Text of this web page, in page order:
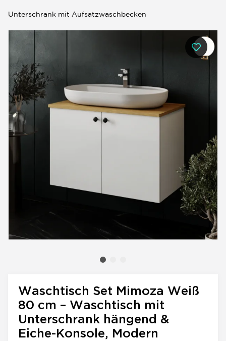
Unterschrank mit Aufsatzwaschbecken
Waschtisch Set Mimoza Weiß
80 cm – Waschtisch mit
Unterschrank hängend &
Eiche-Konsole, Modern